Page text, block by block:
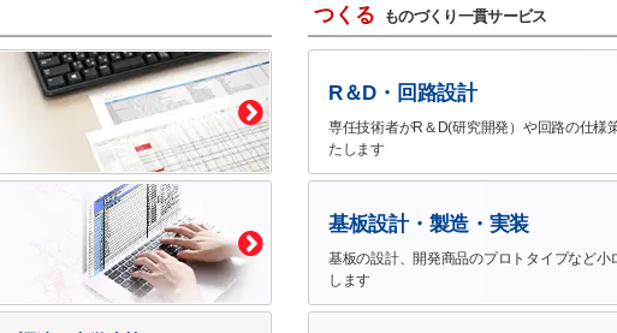
つくる ものづくり一貫サービス
R＆D・回路設計
専任技術者がR＆D(研究開発）や回路の仕様
たします
基板設計・製造・実装
基板の設計、開発商品のプロトタイプなど小
します